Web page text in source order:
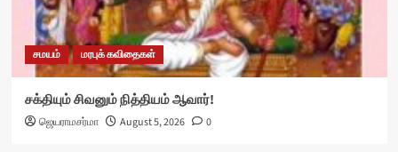
சமயம் மரபுக் கவிதைகள்
சக்தியும் சிவனும் நித்தியம் ஆவார்!
ஜெயராமசர்மா August 5, 2026 0